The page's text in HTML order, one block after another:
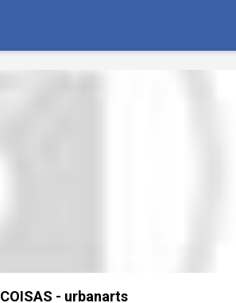
- urbanarts